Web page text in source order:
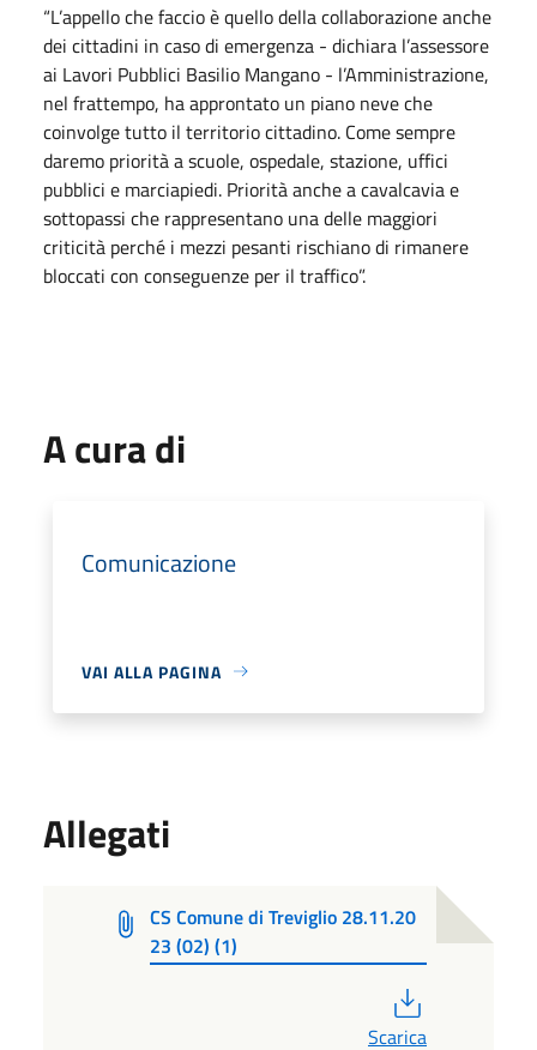
“L’appello che faccio è quello della collaborazione anche
dei cittadini in caso di emergenza - dichiara l’assessore
ai Lavori Pubblici Basilio Mangano - l’Amministrazione,
nel frattempo, ha approntato un piano neve che
coinvolge tutto il territorio cittadino. Come sempre
daremo priorità a scuole, ospedale, stazione, uffici
pubblici e marciapiedi. Priorità anche a cavalcavia e
sottopassi che rappresentano una delle maggiori
criticità perché i mezzi pesanti rischiano di rimanere
bloccati con conseguenze per il traffico”.
A cura di
Comunicazione
VAI ALLA PAGINA
Allegati
CS Comune di Treviglio 28.11.20
23 (02) (1)
Scarica